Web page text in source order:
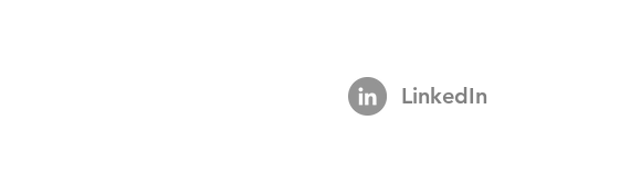
LinkedIn